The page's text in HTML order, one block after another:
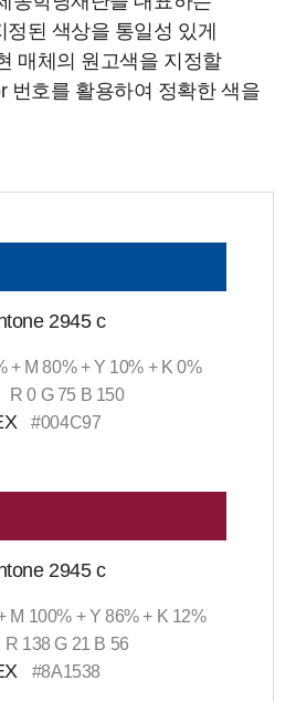
된 색상을 통일성 있게
매체의 원고색을 지정할
번호를 활용하여 정확한 색을
2945 c
+ M 80% + Y 10% + K 0%
R 0 G 75 B 150
#004C97
2945 c
M 100% + Y 86% + K 12%
R 138 G 21 B 56
#8A1538